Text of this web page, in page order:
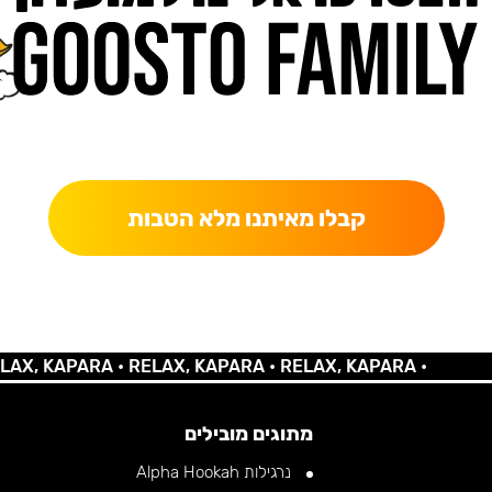
קבלו מאיתנו מלא הטבות
•RELAX, KAPARA •RELAX, KAPARA •
מתוגים מובילים
נרגילות Alpha Hookah